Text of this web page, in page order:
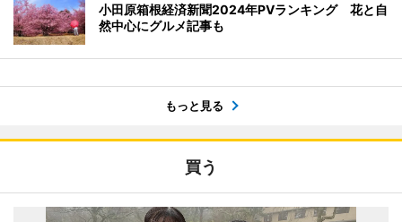
小田原箱根経済新聞2024年PVランキング 花と自
然中心にグルメ記事も
もっと見る
買う